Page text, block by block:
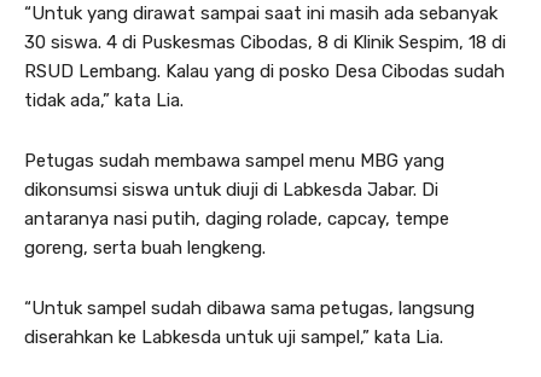
“Untuk yang dirawat sampai saat ini masih ada sebanyak
30 siswa. 4 di Puskesmas Cibodas, 8 di Klinik Sespim, 18 di
RSUD Lembang. Kalau yang di posko Desa Cibodas sudah
tidak ada,” kata Lia.
Petugas sudah membawa sampel menu MBG yang
dikonsumsi siswa untuk diuji di Labkesda Jabar. Di
antaranya nasi putih, daging rolade, capcay, tempe
goreng, serta buah lengkeng.
“Untuk sampel sudah dibawa sama petugas, langsung
diserahkan ke Labkesda untuk uji sampel,” kata Lia.